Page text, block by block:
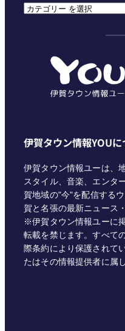
カ
伊賀タウン情報YOUに
伊賀タウン情報ユーは、
スタイル、音楽、エンタ
賀地域の"今"を配信する
賀と名張の最新ニュース
※伊賀タウン情報ユーに
転載を禁じます。すべて
際条約により保護されて
たはその情報提供者に属